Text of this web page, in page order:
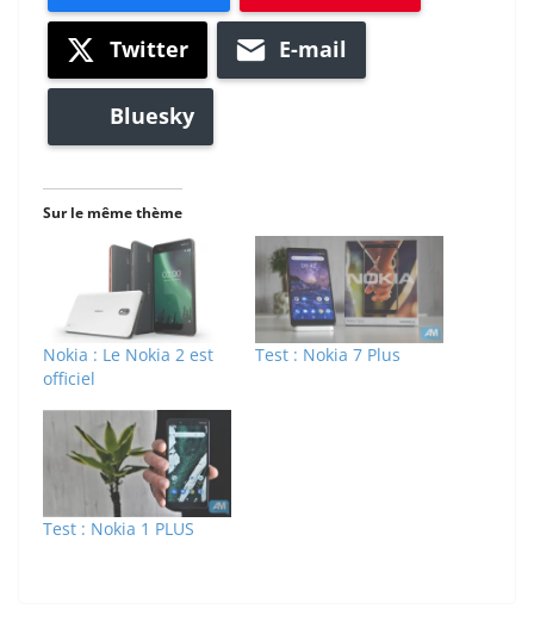
Twitter E-mail
Bluesky
Sur le même thème
Nokia : Le Nokia 2 est
officiel
Test : Nokia 7 Plus
Test : Nokia 1 PLUS